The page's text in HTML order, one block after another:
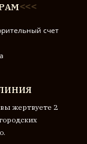
<<<
счет
вы жертвуете 2